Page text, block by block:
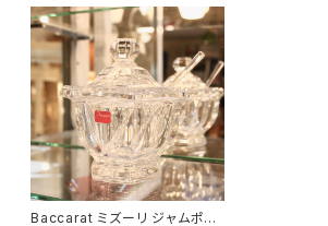
Baccarat ミズーリ ジャムポッ